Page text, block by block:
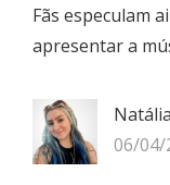
Fãs especulam
apresentar a
06/04/